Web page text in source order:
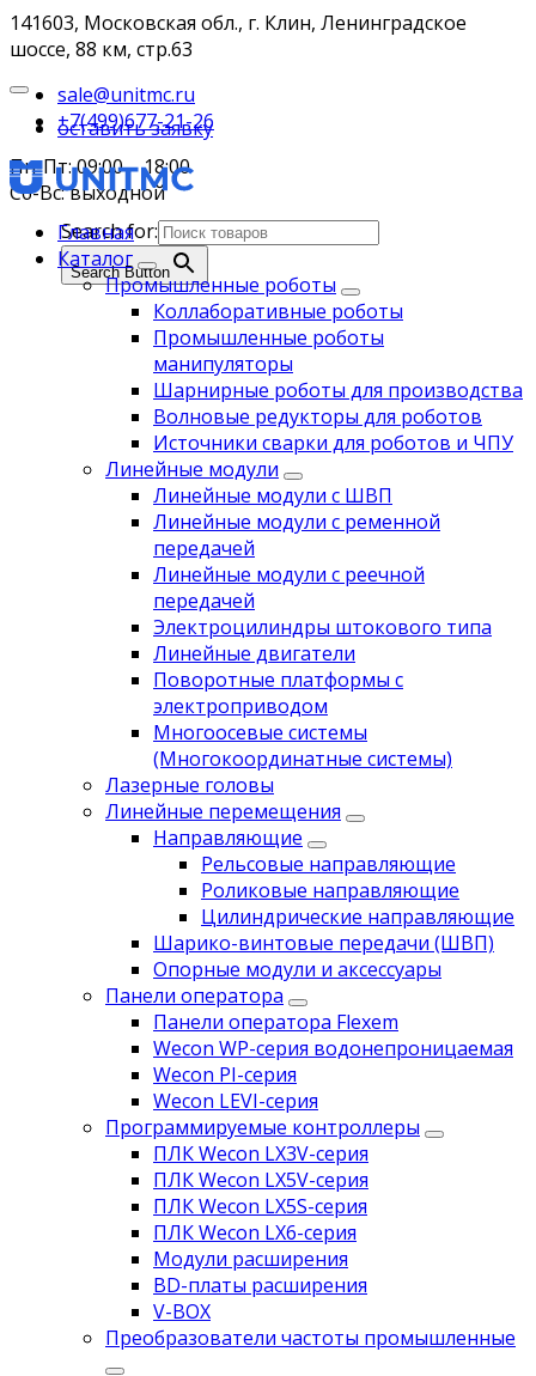
141603, Московская обл., г. Клин, Ленинградское
шоссе, 88 км, стр.63
sale@unitmc.ru
+7(499)677-21-26
Пн-Пт: 09:00 – 18:00
Сб-Вс: выходной
Search for:
Search Button
оставить заявку
Главная
Каталог
Промышленные роботы
Коллаборативные роботы
Промышленные роботы
манипуляторы
Шарнирные роботы для производства
Волновые редукторы для роботов
Источники сварки для роботов и ЧПУ
Линейные модули
Линейные модули с ШВП
Линейные модули с ременной
передачей
Линейные модули с реечной
передачей
Электроцилиндры штокового типа
Линейные двигатели
Поворотные платформы с
электроприводом
Многоосевые системы
(Многокоординатные системы)
Лазерные головы
Линейные перемещения
Направляющие
Рельсовые направляющие
Роликовые направляющие
Цилиндрические направляющие
Шарико-винтовые передачи (ШВП)
Опорные модули и аксессуары
Панели оператора
Панели оператора Flexem
Wecon WP-серия водонепроницаемая
Wecon PI-серия
Wecon LEVI-серия
Программируемые контроллеры
ПЛК Wecon LX3V-серия
ПЛК Wecon LX5V-серия
ПЛК Wecon LX5S-серия
ПЛК Wecon LX6-серия
Модули расширения
BD-платы расширения
V-BOX
Преобразователи частоты промышленные